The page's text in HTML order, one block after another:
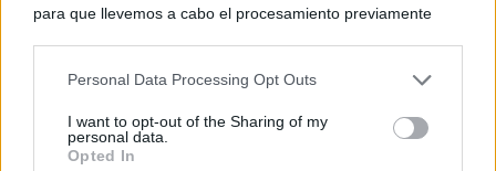
para que llevemos a cabo el procesamiento previamente
negar su consentimiento. Tenga en cuenta que algún
de su consentimiento, pero usted tiene el derecho de
rechazar tal procesamiento. Sus preferencias se aplicarán
Personal Data Processing Opt Outs
I want to opt-out of the Sharing of my
personal data.
Opted In